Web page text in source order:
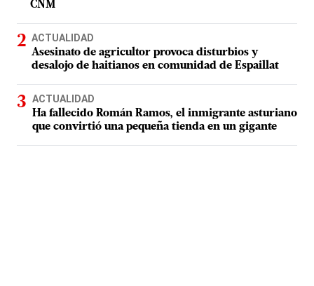
CNM
ACTUALIDAD
Asesinato de agricultor provoca disturbios y
desalojo de haitianos en comunidad de Espaillat
ACTUALIDAD
Ha fallecido Román Ramos, el inmigrante asturiano
que convirtió una pequeña tienda en un gigante